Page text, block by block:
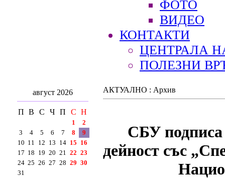
ФОТО
ВИДЕО
КОНТАКТИ
ЦЕНТРАЛА
ПОЛЕЗНИ
август 2026
П В С Ч П С Н
1
2
3
4 5 6 7 8
9
10 11 12 13 14 15 16
17 18 19 20 21 22 23
24 25 26 27 28 29 30
31
АКТУАЛНО : Архив
СБУ подписа
дейност със